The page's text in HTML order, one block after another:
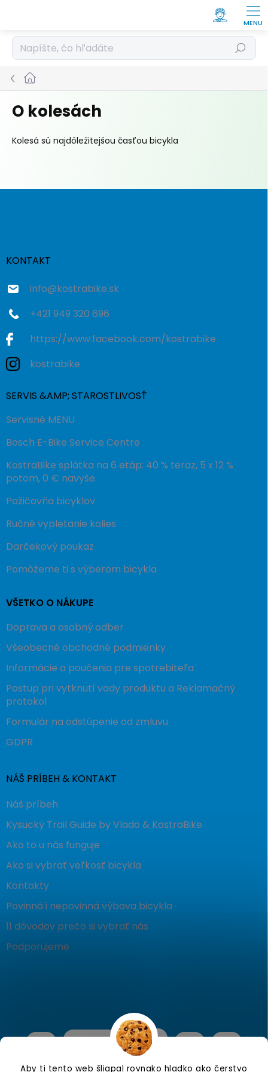
Aby ti tento web šliapal rovnako hladko ako čerstvo
Hľadať
Domov
O kolesách
Kolesá sú najdôležitejšou časťou bicykla
KONTAKT
info@kostrabike.sk
+421 949 320 696
https://www.facebook.com/kostrabike
kostrabike
SERVIS &AMP; STAROSTLIVOSŤ
Servisné MENU
Bosch E-Bike Service Centre
KostraBike splátka na 6 etáp: 40 % teraz, 5 x 12 %
potom, 0 € navyše.
Požičovňa bicyklov
Ručné vypletanie kolies
Darčekový poukaz
Pomôžeme ti s výberom bicykla
VŠETKO O NÁKUPE
Doprava a osobný odber
Všeobecné obchodné podmienky
Informácie a poučenia pre spotrebiteľa
Postup pri vytknutí vady produktu a Reklamačný
protokol
Formulár na odstúpenie od zmluvu
GDPR
NÁŠ PRÍBEH & KONTAKT
Náš príbeh
Kysucký Trail Guide by Vlado & KostraBike
Ako to u nás funguje
Ako si vybrať veľkosť bicykla
Kontakty
Povinná i nepovinná výbava bicykla
11 dôvodov prečo si vybrať nás
Podporujeme